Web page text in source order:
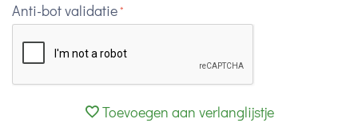
Anti-bot validatie
Toevoegen aan verlanglijstje